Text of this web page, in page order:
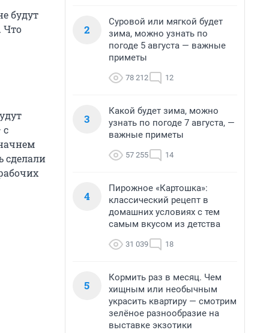
будут
Что
с
сделали
2
Суровой или мягкой будет
зима, можно узнать по
погоде 5 августа — важные
приметы
78 212 12
3
Какой будет зима, можно
узнать по погоде 7 августа, —
важные приметы
57 255 14
4
Пирожное «Картошка»:
классический рецепт в
домашних условиях с тем
самым вкусом из детства
31 039 18
5
Кормить раз в месяц. Чем
хищным или необычным
украсить квартиру — смотрим
зелёное разнообразие на
выставке экзотики